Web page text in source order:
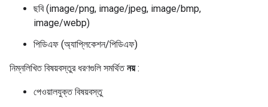
ছবি (image/png, image/jpeg, image/bmp,
image/webp)
পিডিএফ (অ্যাপ্লিকেশন/পিডিএফ)
নিম্নলিখিত বিষয়বস্তুর ধরণগুলি সমর্থিতনয়:
পেওয়ালযুক্ত বিষয়বস্তু